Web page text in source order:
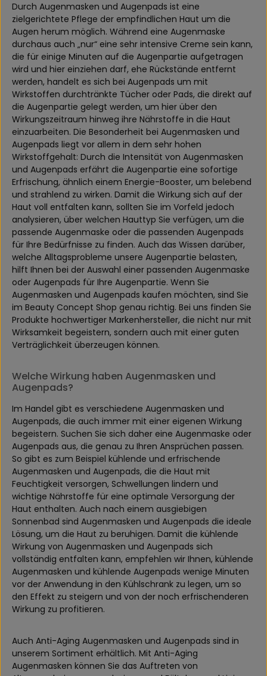
Durch Augenmasken und Augenpads ist eine
zielgerichtete Pflege der empfindlichen Haut um die
Augen herum möglich. Während eine Augenmaske
durchaus auch „nur“ eine sehr intensive Creme sein kann,
die für einige Minuten auf die Augenpartie aufgetragen
wird und hier einziehen darf, ehe Rückstände entfernt
werden, handelt es sich bei Augenpads um mit
Wirkstoffen durchtränkte Tücher oder Pads, die direkt auf
die Augenpartie gelegt werden, um hier über den
Wirkungszeitraum hinweg ihre Nährstoffe in die Haut
einzuarbeiten. Die Besonderheit bei Augenmasken und
Augenpads liegt vor allem in dem sehr hohen
Wirkstoffgehalt: Durch die Intensität von Augenmasken
und Augenpads erfährt die Augenpartie eine sofortige
Erfrischung, ähnlich einem Energie-Booster, um belebend
und strahlend zu wirken. Damit die Wirkung sich auf der
Haut voll entfalten kann, sollten Sie im Vorfeld jedoch
analysieren, über welchen Hauttyp Sie verfügen, um die
passende Augenmaske oder die passenden Augenpads
für Ihre Bedürfnisse zu finden. Auch das Wissen darüber,
welche Alltagsprobleme unsere Augenpartie belasten,
hilft Ihnen bei der Auswahl einer passenden Augenmaske
oder Augenpads für Ihre Augenpartie. Wenn Sie
Augenmasken und Augenpads kaufen möchten, sind Sie
im Beauty Concept Shop genau richtig. Bei uns finden Sie
Produkte hochwertiger Markenhersteller, die nicht nur mit
Wirksamkeit begeistern, sondern auch mit einer guten
Verträglichkeit überzeugen können.
Welche Wirkung haben Augenmasken und
Augenpads?
Im Handel gibt es verschiedene Augenmasken und
Augenpads, die auch immer mit einer eigenen Wirkung
begeistern. Suchen Sie sich daher eine Augenmaske oder
Augenpads aus, die genau zu Ihren Ansprüchen passen.
So gibt es zum Beispiel kühlende und erfrischende
Augenmasken und Augenpads, die die Haut mit
Feuchtigkeit versorgen, Schwellungen lindern und
wichtige Nährstoffe für eine optimale Versorgung der
Haut enthalten. Auch nach einem ausgiebigen
Sonnenbad sind Augenmasken und Augenpads die ideale
Lösung, um die Haut zu beruhigen. Damit die kühlende
Wirkung von Augenmasken und Augenpads sich
vollständig entfalten kann, empfehlen wir Ihnen, kühlende
Augenmasken und kühlende Augenpads wenige Minuten
vor der Anwendung in den Kühlschrank zu legen, um so
den Effekt zu steigern und von der noch erfrischenderen
Wirkung zu profitieren.
Auch Anti-Aging Augenmasken und Augenpads sind in
unserem Sortiment erhältlich. Mit Anti-Aging
Augenmasken können Sie das Auftreten von